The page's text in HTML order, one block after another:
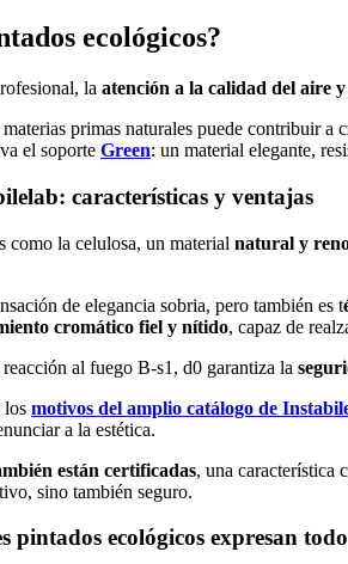
ecológicos?
la atención a la calidad del aire
primas naturales puede contribuir a
el soporte Green: un material elegante,
características y ventajas
como la celulosa, un material natural y
de elegancia sobria, pero también es t
cromático fiel y nítido, capaz de
al fuego B-s1, d0 garantiza la
los motivos del amplio catálogo de
a la estética.
están certificadas, una característica
sino también seguro.
pintados ecológicos expresan